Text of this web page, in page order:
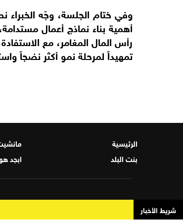
وفي ختام الجلسة، وجّه الخبراء
أهمية بناء نماذج أعمال
رأس المال المغامر، مع
تمهيداً لمرحلة نمو أكثر نضجاً
شريط الأخبار
الرئيسية
بنت البلد
ابجد